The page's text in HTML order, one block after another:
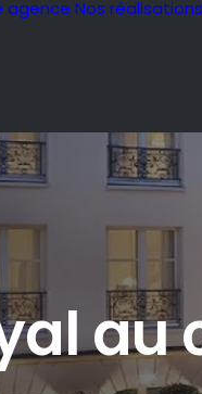
agence Nos réalisations